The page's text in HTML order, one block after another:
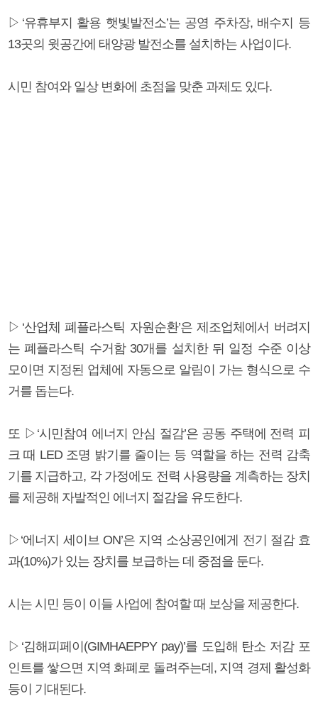
▷‘유휴부지 활용 햇빛발전소’는 공영 주차장, 배수지 등
13곳의 윗공간에 태양광 발전소를 설치하는 사업이다.
시민 참여와 일상 변화에 초점을 맞춘 과제도 있다.
▷‘산업체 폐플라스틱 자원순환’은 제조업체에서 버려지
는 폐플라스틱 수거함 30개를 설치한 뒤 일정 수준 이상
모이면 지정된 업체에 자동으로 알림이 가는 형식으로 수
거를 돕는다.
또 ▷‘시민참여 에너지 안심 절감’은 공동 주택에 전력 피
크 때 LED 조명 밝기를 줄이는 등 역할을 하는 전력 감축
기를 지급하고, 각 가정에도 전력 사용량을 계측하는 장치
를 제공해 자발적인 에너지 절감을 유도한다.
▷‘에너지 세이브 ON’은 지역 소상공인에게 전기 절감 효
과(10%)가 있는 장치를 보급하는 데 중점을 둔다.
시는 시민 등이 이들 사업에 참여할 때 보상을 제공한다.
▷‘김해피페이(GIMHAEPPY pay)’를 도입해 탄소 저감 포
인트를 쌓으면 지역 화폐로 돌려주는데, 지역 경제 활성화
등이 기대된다.